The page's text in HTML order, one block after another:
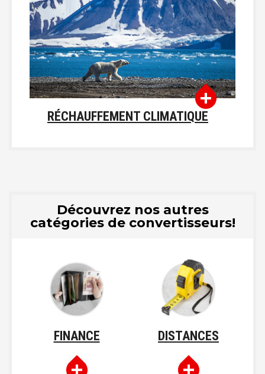
RÉCHAUFFEMENT CLIMATIQUE
Découvrez nos autres
catégories de convertisseurs!
FINANCE DISTANCES